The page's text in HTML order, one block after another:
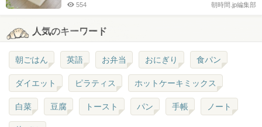
朝時間.jp編集部
554
人気のキーワード
朝ごはん 英語 お弁当 おにぎり 食パン
ダイエット ピラティス ホットケーキミックス
白菜 豆腐 トースト パン 手帳 ノート